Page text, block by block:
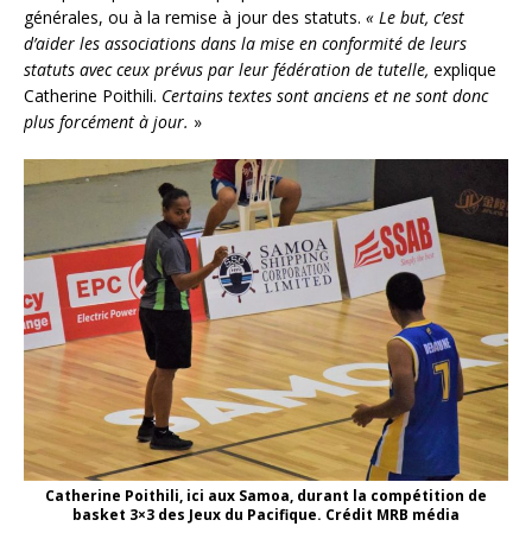
générales, ou à la remise à jour des statuts. « Le but, c’est
d’aider les associations dans la mise en conformité de leurs
statuts avec ceux prévus par leur fédération de tutelle, explique
Catherine Poithili. Certains textes sont anciens et ne sont donc
plus forcément à jour. »
Catherine Poithili, ici aux Samoa, durant la compétition de
basket 3×3 des Jeux du Pacifique. Crédit MRB média